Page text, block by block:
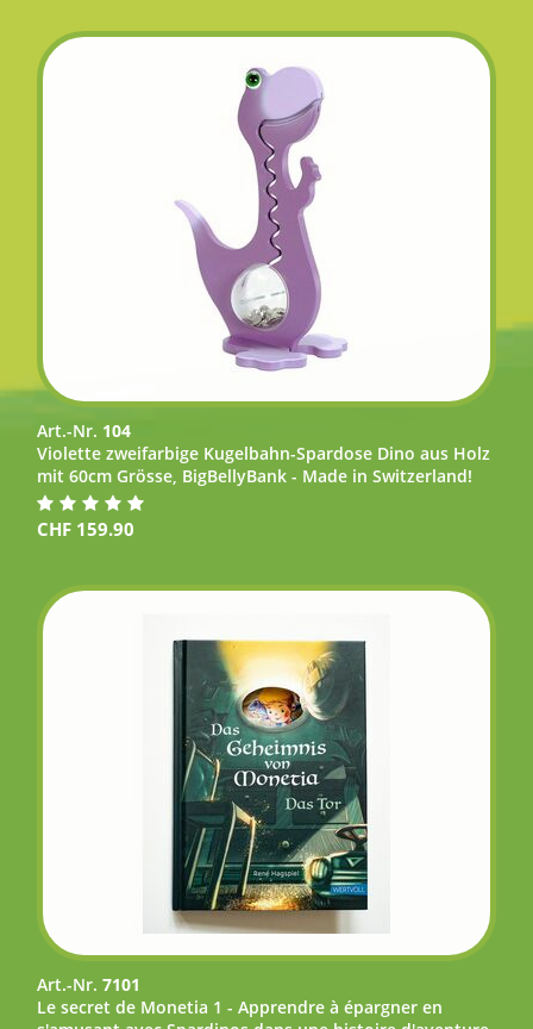
Art.-Nr. 104
Violette zweifarbige Kugelbahn-Spardose Dino aus Holz
mit 60cm Grösse, BigBellyBank - Made in Switzerland!
CHF 159.90
Art.-Nr. 7101
Le secret de Monetia 1 - Apprendre à épargner en